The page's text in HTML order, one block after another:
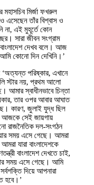
মহাসচিব মির্জা ফখরুল
এসেছেন তাঁর বিশ্বাস ও
না, এই মুহূর্তে কোন
সারা জীবন সংগ্রাম
বাংলাদেশ দেখব বলে। আজ
কোনো দিন দেখিনি।’
পরিষ্কার, এখানে
স্টার নয়, প্রথম আলো
স্বাধীনভাবে চিন্তা
তার ওপর আবার আঘাত
কারণ, জুলাই যুদ্ধ ছিল
আজকে সেই জায়গায়
রাজনৈতিক দল-সংগঠন
সময় এসে গেছে। আমরা
যারা বাংলাদেশকে
বাংলাদেশ দেখতে চাই,
সময় এসে গেছে। আমি
দিয়ে আপনারা
হবে।’